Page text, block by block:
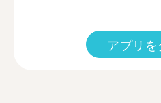
アプリ